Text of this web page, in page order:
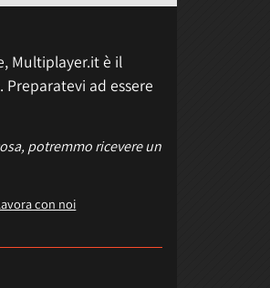
Multiplayer.it è il
ad essere
potremmo ricevere un
con noi